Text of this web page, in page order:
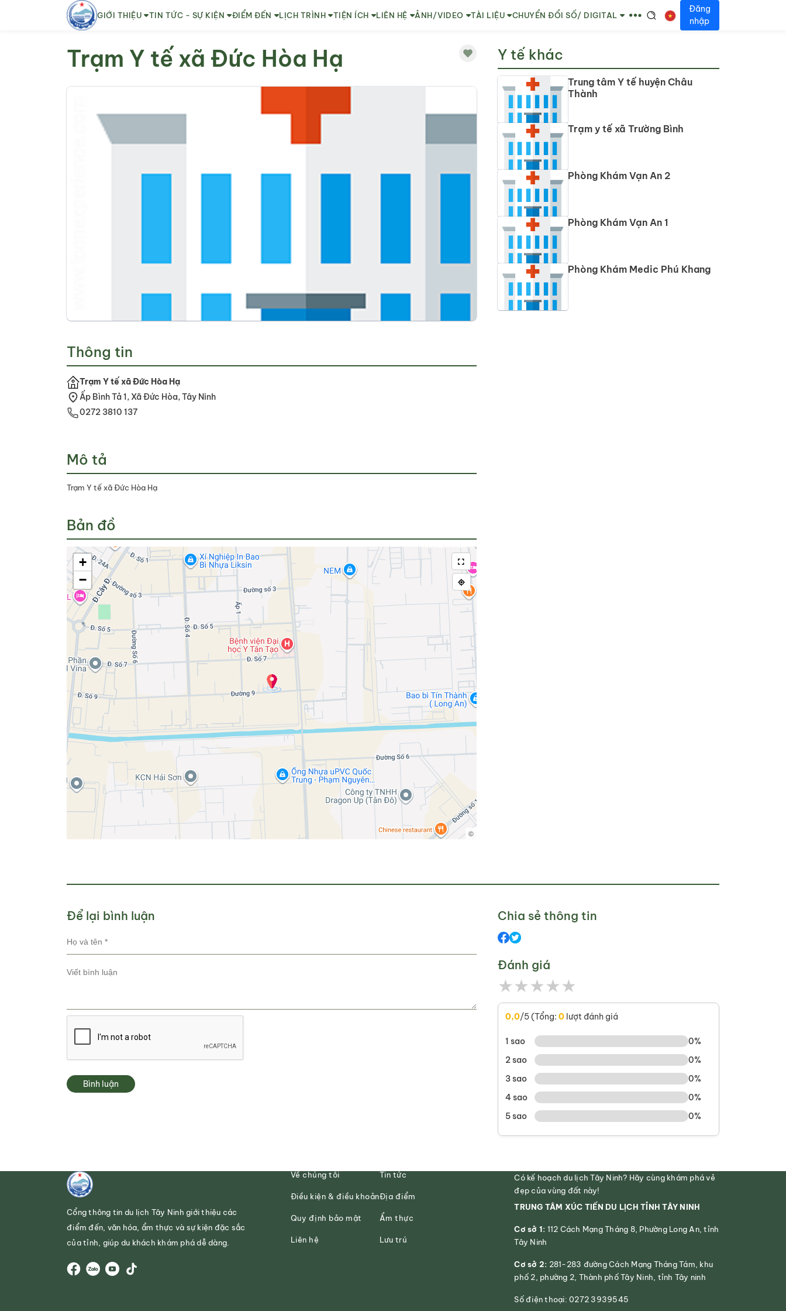
GIỚI THIỆU TIN TỨC - SỰ KIỆN ĐIỂM ĐẾN LỊCH TRÌNH TIỆN ÍCH LIÊN HỆ ẢNH/VIDEO TÀI LIỆU CHUYỂN ĐỔI SỐ/ DIGITAL
Đăng
nhập
Trạm Y tế xã Đức Hòa Hạ
Thông tin
Trạm Y tế xã Đức Hòa Hạ
Ấp Bình Tả 1, Xã Đức Hòa, Tây Ninh
0272 3810 137
Mô tả
Trạm Y tế xã Đức Hòa Hạ
Bản đồ
+
−
©
Y tế khác
Trung tâm Y tế huyện Châu
Thành
Trạm y tế xã Trường Bình
Phòng Khám Vạn An 2
Phòng Khám Vạn An 1
Phòng Khám Medic Phú Khang
Để lại bình luận
Bình luận
Chia sẻ thông tin
Đánh giá
★★★★★
0,0/5 (Tổng:0 lượt đánh giá
1 sao
0%
2 sao
0%
3 sao
0%
4 sao
0%
5 sao
0%
Cổng thông tin du lịch Tây Ninh giới thiệu các
điểm đến, văn hóa, ẩm thực và sự kiện đặc sắc
của tỉnh, giúp du khách khám phá dễ dàng.
Về chúng tôi
Điều kiện & điều khoản
Quy định bảo mật
Liên hệ
Tin tức
Địa điểm
Ẩm thực
Lưu trú
Có kế hoạch du lịch Tây Ninh? Hãy cùng khám phá vẻ
đẹp của vùng đất này!
TRUNG TÂM XÚC TIẾN DU LỊCH TỈNH TÂY NINH
Cơ sở 1: 112 Cách Mạng Tháng 8, Phường Long An, tỉnh
Tây Ninh
Cơ sở 2: 281-283 đường Cách Mạng Tháng Tám, khu
phố 2, phường 2, Thành phố Tây Ninh, tỉnh Tây ninh
Số điện thoại: 0272 3939545